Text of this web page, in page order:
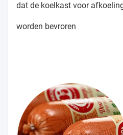
dat de koelkast voor
worden bevroren